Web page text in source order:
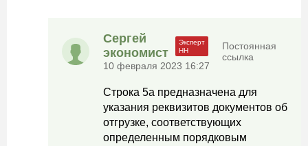
Сергей
экономист
10 февраля 2023 16:27
Постоянная
ссылка
Строка 5а предназначена для
указания реквизитов документов об
отгрузке, соответствующих
определенным порядковым